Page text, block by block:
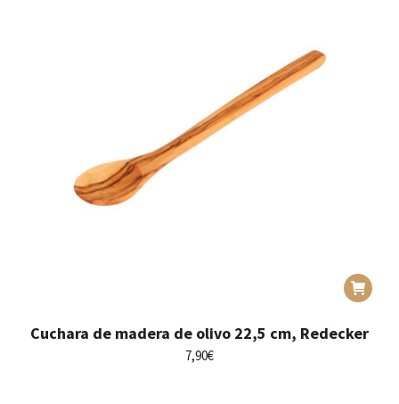
Cuchara de madera de olivo 22,5 cm, Redecker
7,90€